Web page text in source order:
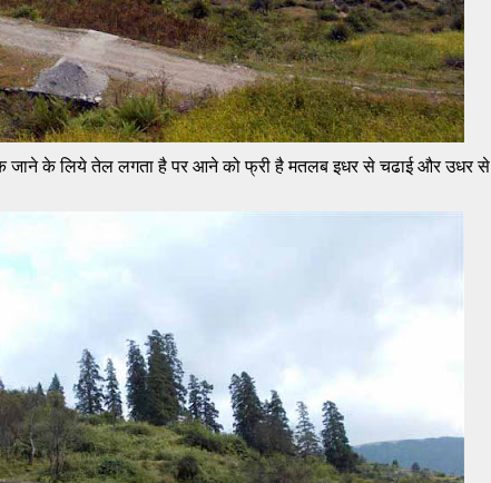
जाने के लिये तेल लगता है पर आने को फ्री है मतलब इधर से चढाई और उधर से